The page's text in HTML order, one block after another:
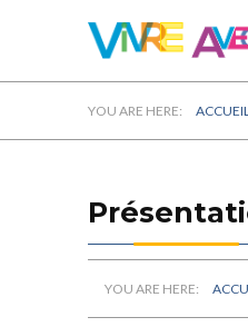
ACCUEIL